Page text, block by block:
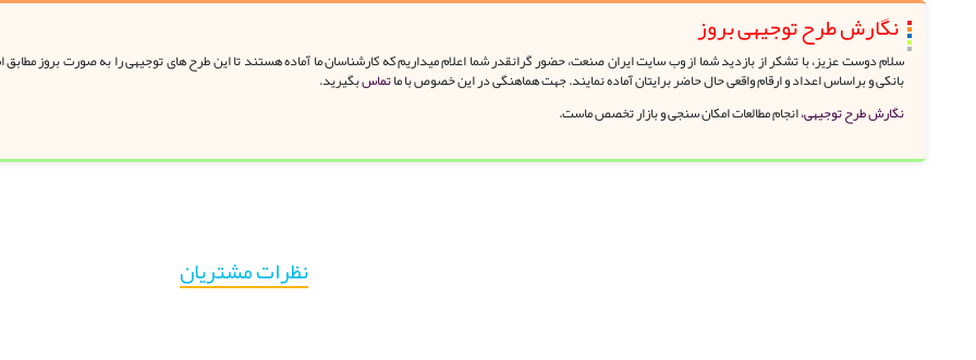
نگارش طرح توجیهی بروز
سلام دوست عزیز، با تشکر از بازدید شما از وب سایت ایران صنعت، حضور گرانقدر شما اعلام میداریم که کارشناسان ما آماده هستند تا این طرح های توجیهی را به صورت بروز مطابق
بانکی و براساس اعداد و ارقام واقعی حال حاضر برایتان آماده نمایند. جهت هماهنگی در این خصوص با ماتماسبگیرید.
نگارش طرح توجیهی،انجام مطالعات امکان سنجی و بازار تخصص ماست.
نظرات مشتریان